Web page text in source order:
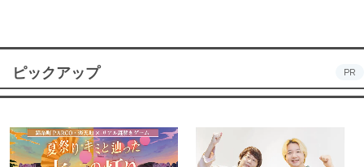
ピックアップ PR